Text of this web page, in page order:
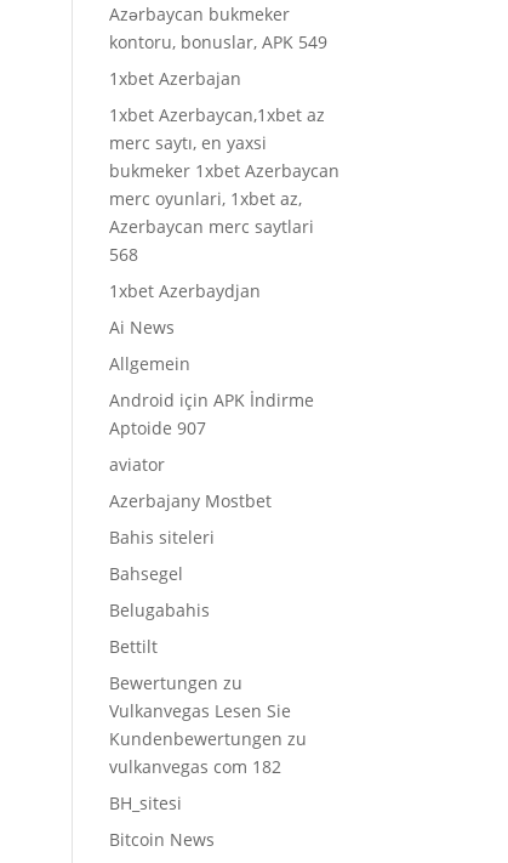
Azərbaycan bukmeker
kontoru, bonuslar, APK 549
1xbet Azerbajan
1xbet Azerbaycan,1xbet az
merc saytı, en yaxsi
bukmeker 1xbet Azerbaycan
merc oyunlari, 1xbet az,
Azerbaycan merc saytlari
568
1xbet Azerbaydjan
Ai News
Allgemein
Android için APK İndirme
Aptoide 907
aviator
Azerbajany Mostbet
Bahis siteleri
Bahsegel
Belugabahis
Bettilt
Bewertungen zu
Vulkanvegas Lesen Sie
Kundenbewertungen zu
vulkanvegas com 182
BH_sitesi
Bitcoin News